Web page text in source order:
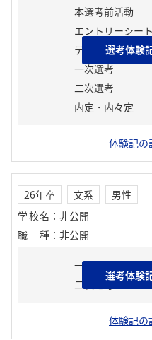
本選考前活動
エントリーシート
テスト
一次選考
二次選考
内定・内々定
体験記の
選考体験
26年卒 文系
男性
学校名 ： 非公開
職種 ： 非公開
一次選考
二次選考
体験記の
選考体験